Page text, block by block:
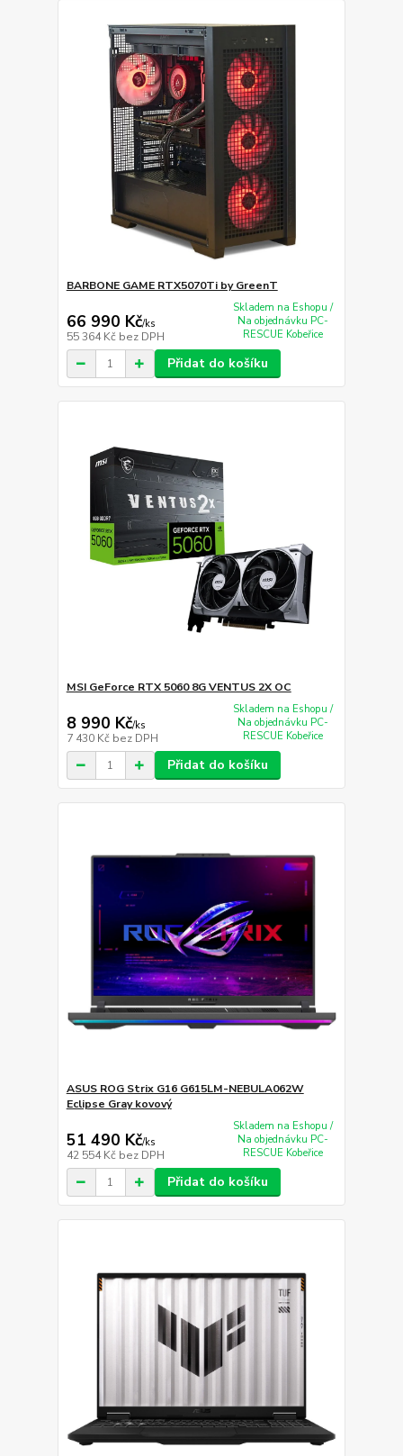
BARBONE GAME RTX5070Ti by GreenT
66 990 Kč/ks
55 364 Kč bez DPH
Skladem na Eshopu /
Na objednávku PC-
RESCUE Kobeřice
Přidat do košíku
MSI GeForce RTX 5060 8G VENTUS 2X OC
8 990 Kč/ks
7 430 Kč bez DPH
Skladem na Eshopu /
Na objednávku PC-
RESCUE Kobeřice
Přidat do košíku
ASUS ROG Strix G16 G615LM-NEBULA062W
Eclipse Gray kovový
51 490 Kč/ks
42 554 Kč bez DPH
Skladem na Eshopu /
Na objednávku PC-
RESCUE Kobeřice
Přidat do košíku